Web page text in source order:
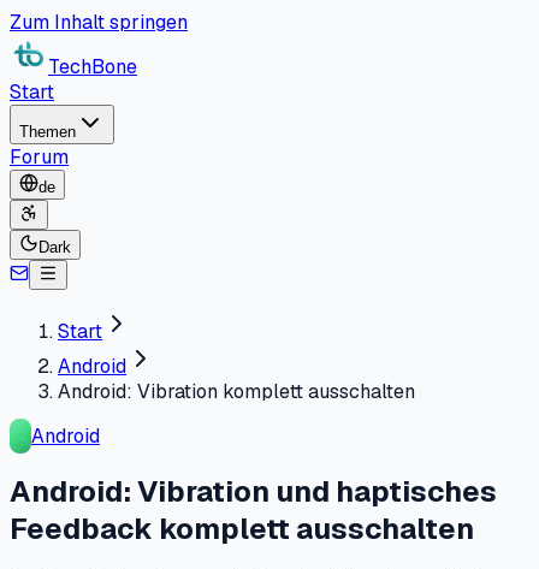
Zum Inhalt springen
TechBone
Start
Themen
Forum
de
Dark
Start
Android
Android: Vibration komplett ausschalten
Android
Android: Vibration und haptisches
Feedback komplett ausschalten